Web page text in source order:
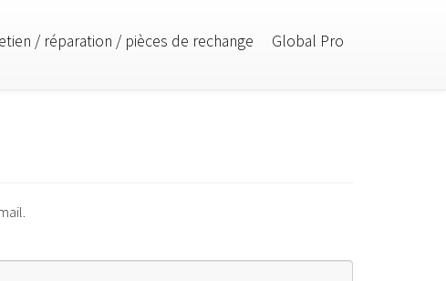
/ réparation / pièces de rechange Global Pro